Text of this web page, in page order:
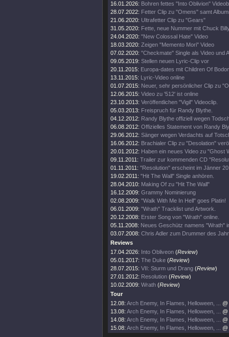
16.01.2026: Bohren fettes "Into Oblivion"
28.07.2022: Fetter Clip zu "Omens" samt
21.06.2020: Ultrafetter Clip zu "Gears"
31.05.2020: Fette, neue Nummer mit Chuck
24.04.2020: "New Colossal Hate" Video
18.03.2020: Zeigen "Memento Mori" Video
07.02.2020: "Checkmate" Single als Video und
09.05.2019: Stellen neuen Lyric-Clip vor
20.11.2015: Europa-dates mit Children Of
13.11.2015: Lyric-Video online
01.07.2015: Neuer, sehr persönlicher Clip zu
12.06.2015: Video zu '512' ist online
23.10.2013: Veröffentlichen "Vigil" Videoclip.
05.03.2013: Freispruch für Randy Blythe.
04.12.2012: Randy Blythe offiziell wegen
06.08.2012: Offizielles Statement von Randy
29.06.2012: Sänger wegen Verdachts auf
16.06.2012: Brachialer Clip zu "Desolation"
20.01.2012: Haben ein neues Video zu "Ghost
09.11.2011: Trailer zur kommenden CD
01.11.2011: "Resolution" erscheint im Jänner
19.02.2011: "Hit The Wall" Single anhören.
28.04.2010: Making Of zu "Hit The Wall"
16.12.2009: Grammy Nominierung
02.08.2009: "Walk With Me In Hell" goes Platin!
06.01.2009: "Wrath" Tracklist und Artwork.
20.12.2008: Erster Song von "Wrath" online.
05.11.2008: Neues Geschütz namens "Wrath"
03.07.2008: Chris Adler zum Drummer des
Reviews
17.04.2026: Into Obliveon (Review)
05.01.2017: The Duke (Review)
28.07.2015: VII: Sturm und Drang (Review)
27.01.2012: Resolution (Review)
10.02.2009: Wrath (Review)
Tour
12.08: Arch Enemy, In Flames, Helloween, ...
13.08: Arch Enemy, In Flames, Helloween, ...
14.08: Arch Enemy, In Flames, Helloween, ...
15.08: Arch Enemy, In Flames, Helloween, ...